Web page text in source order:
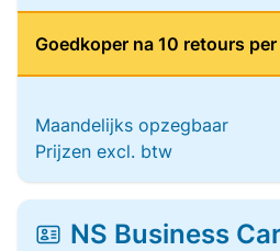
Goedkoper na 10 retours per
Maandelijks opzegbaar
Prijzen excl. btw
NS Business